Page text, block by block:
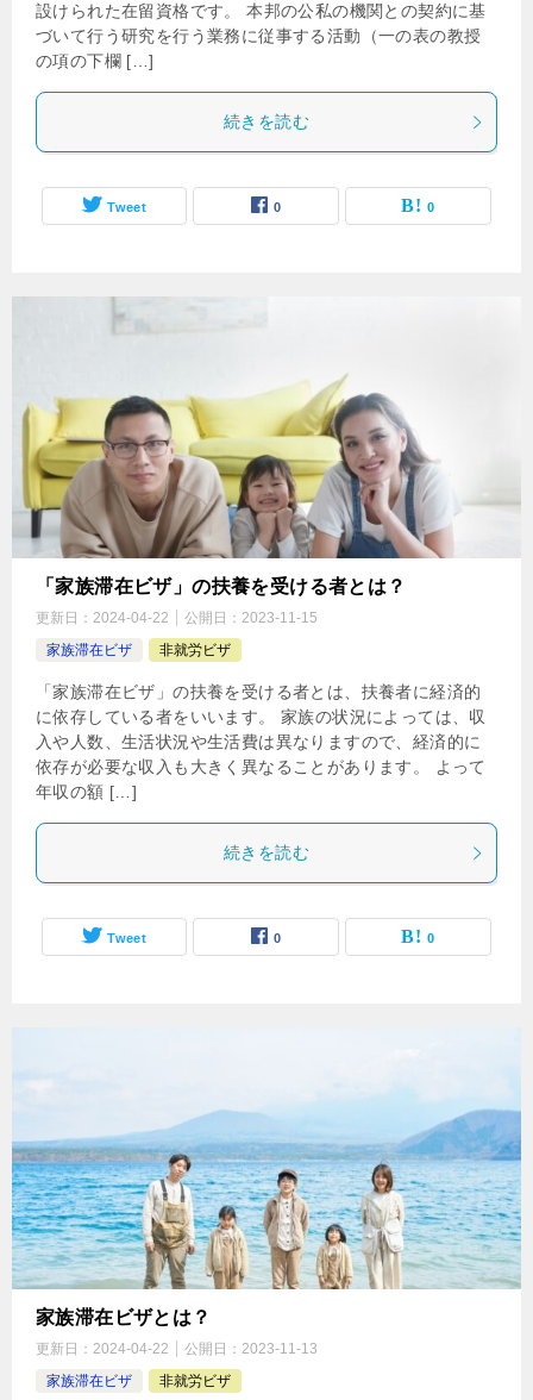
設けられた在留資格です。 本邦の公私の機関との契約に基
づいて行う研究を行う業務に従事する活動（一の表の教授
の項の下欄 […]
続きを読む
Tweet 0 0
「家族滞在ビザ」の扶養を受ける者とは？
更新日： 2024-04-22 公開日： 2023-11-15
家族滞在ビザ
非就労ビザ
「家族滞在ビザ」の扶養を受ける者とは、扶養者に経済的
に依存している者をいいます。 家族の状況によっては、収
入や人数、生活状況や生活費は異なりますので、経済的に
依存が必要な収入も大きく異なることがあります。 よって
年収の額 […]
続きを読む
Tweet 0 0
家族滞在ビザとは？
更新日： 2024-04-22 公開日： 2023-11-13
家族滞在ビザ
非就労ビザ